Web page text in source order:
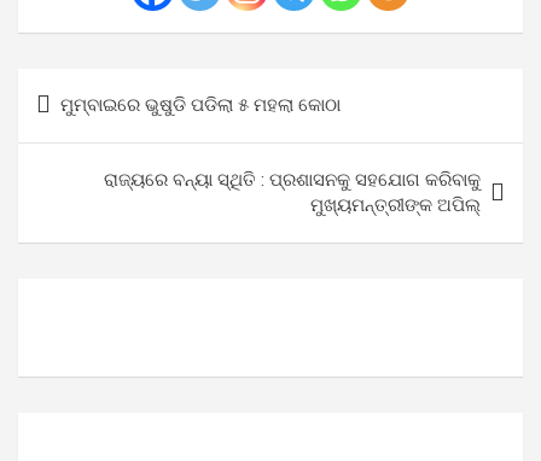
navigation
ମୁମ୍ବାଇରେ ଭୁଷୁଡି ପଡିଲା ୫ ମହଲା କୋଠା
ରାଜ୍ୟରେ ବନ୍ୟା ସ୍ଥିତି : ପ୍ରଶାସନକୁ ସହଯୋଗ କରିବାକୁ
ମୁଖ୍ୟମନ୍ତ୍ରୀଙ୍କ ଅପିଲ୍